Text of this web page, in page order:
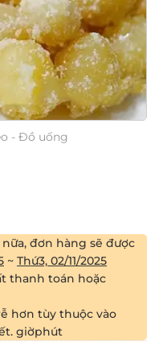
- Đồ uống
nữa, đơn hàng sẽ được
~ Thứ3, 02/11/2025
thanh toán hoặc
hơn tùy thuộc vào
giờphút